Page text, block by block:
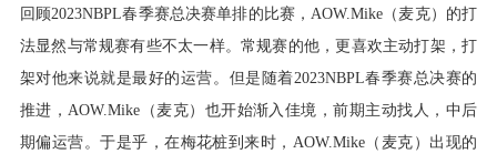
回顾2023NBPL春季赛总决赛单排的比赛，AOW.Mike（麦克）的打
法显然与常规赛有些不太一样。常规赛的他，更喜欢主动打架，打
架对他来说就是最好的运营。但是随着2023NBPL春季赛总决赛的
推进，AOW.Mike（麦克）也开始渐入佳境，前期主动找人，中后
期偏运营。于是乎，在梅花桩到来时，AOW.Mike（麦克）出现的